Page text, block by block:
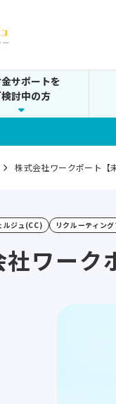
サポートを
検討中の方
株式会社ワークポート【
ルジュ(CC) リクルーティン
ワーク